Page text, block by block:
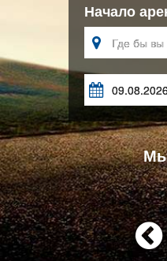
Начало


Мы
